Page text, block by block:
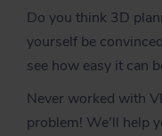
Do you think 3D
yourself be
see how easy it can
Never worked with
problem! We'll help